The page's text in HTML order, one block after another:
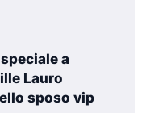
a
Lauro
sposo vip